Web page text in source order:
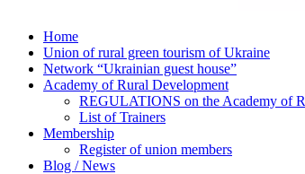
Home
Union of rural green tourism of Ukraine
Network “Ukrainian guest house”
Academy of Rural Development
REGULATIONS on the Academy of
List of Trainers
Membership
Register of union members
Blog / News